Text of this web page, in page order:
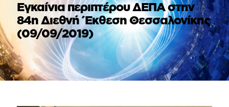
Εγκαίνια περιπτέρου ΔΕΠΑ στην
84η Διεθνή Έκθεση Θεσσαλονίκης
(09/09/2019)